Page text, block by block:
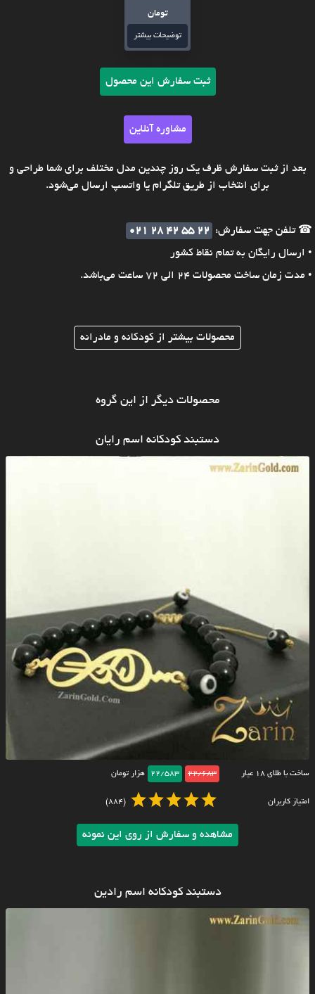
تومان
توضیحات بیشتر
ثبت سفارش این محصول
مشاوره آنلاین
بعد از ثبت سفارش ظرف یک روز چندین مدل مختلف برای شما طراحی و
برای انتخاب از طریق تلگرام یا واتسپ ارسال می‌شود.
☎ تلفن جهت سفارش:
021 28 42 55 22
• ارسال رایگان به تمام نقاط کشور
• مدت زمان ساخت محصولات 24 الی 72 ساعت می‌باشد.
محصولات بیشتر از کودکانه و مادرانه
محصولات دیگر از این گروه
دستبند کودکانه اسم رایان
ساخت با طلای ۱۸ عیار 22/683
22/583 هزار تومان
امتیاز کاربران (884)
مشاهده و سفارش از روی این نمونه
دستبند کودکانه اسم رادین